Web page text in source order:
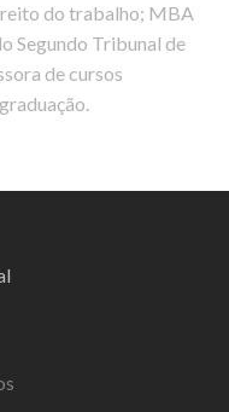
do trabalho; MBA
Segundo Tribunal de
de cursos